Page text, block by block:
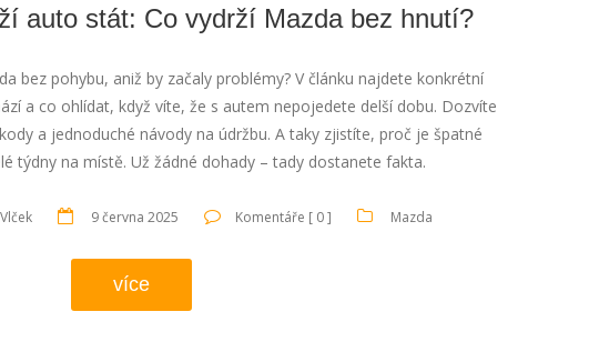
auto stát: Co vydrží Mazda bez hnutí?
bez pohybu, aniž by začaly problémy? V článku najdete konkrétní
a co ohlídat, když víte, že s autem nepojedete delší dobu. Dozvíte
a jednoduché návody na údržbu. A taky zjistíte, proč je špatné
týdny na místě. Už žádné dohady – tady dostanete fakta.
9 června 2025 Komentáře [ 0 ] Mazda
více